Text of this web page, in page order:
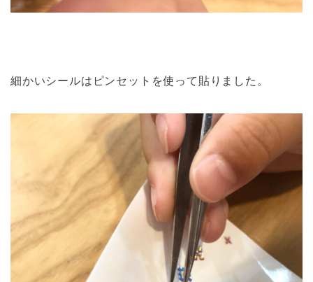
細かいシールはピンセットを使って貼りました。